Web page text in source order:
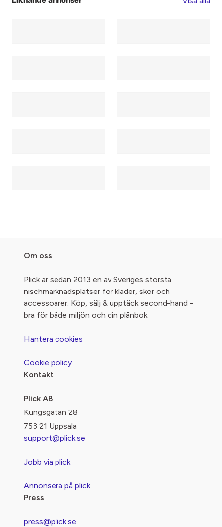
Om oss
Plick är sedan 2013 en av Sveriges största
nischmarknadsplatser för kläder, skor och
accessoarer. Köp, sälj & upptäck second-hand -
bra för både miljön och din plånbok.
Hantera cookies
Cookie policy
Kontakt
Plick AB
Kungsgatan 28
753 21 Uppsala
support@plick.se
Jobb via plick
Annonsera på plick
Press
press@plick.se